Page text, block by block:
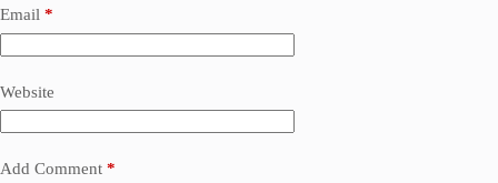
Email *
Website
Add Comment *